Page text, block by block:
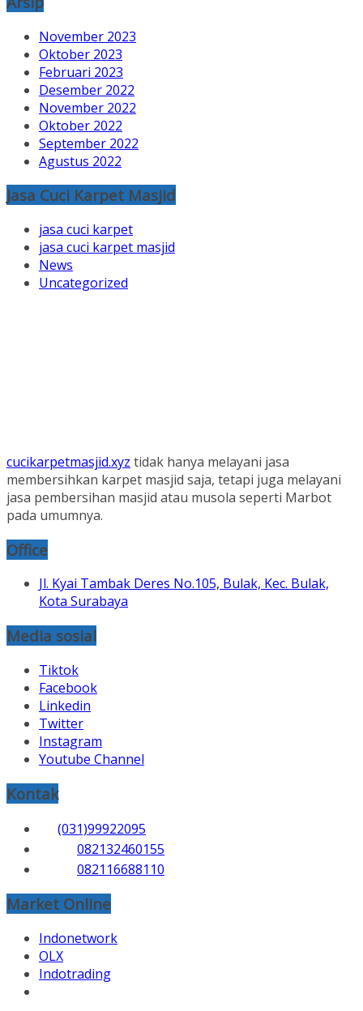
November 2023
Oktober 2023
Februari 2023
Desember 2022
November 2022
Oktober 2022
September 2022
Agustus 2022
Jasa Cuci Karpet Masjid
jasa cuci karpet
jasa cuci karpet masjid
News
Uncategorized
cucikarpetmasjid.xyz tidak hanya melayani jasa
membersihkan karpet masjid saja, tetapi juga melayani
jasa pembersihan masjid atau musola seperti Marbot
pada umumnya.
Office
Jl. Kyai Tambak Deres No.105, Bulak, Kec. Bulak,
Kota Surabaya
Media sosial
Tiktok
Facebook
Linkedin
Twitter
Instagram
Youtube Channel
Kontak
(031)99922095
082132460155
082116688110
Market Online
Indonetwork
OLX
Indotrading